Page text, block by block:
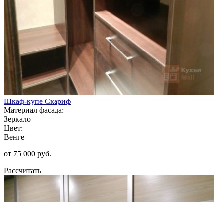
Шкаф-купе Скариф
Материал фасада:
Зеркало
Цвет:
Венге
от 75 000 руб.
Рассчитать